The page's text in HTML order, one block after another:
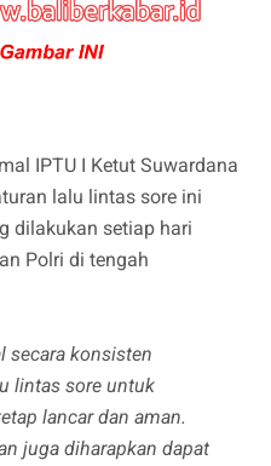
IPTU I Ketut Suwardana
lalu lintas sore ini
dilakukan setiap hari
Polri di tengah
secara konsisten
lintas sore untuk
lancar dan aman.
juga diharapkan dapat